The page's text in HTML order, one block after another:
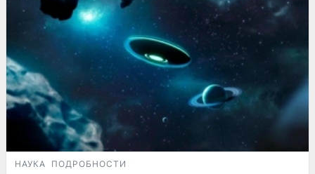
НАУКА ПОДРОБНОСТИ